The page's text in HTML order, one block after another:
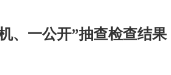
、一公开”抽查检查结果